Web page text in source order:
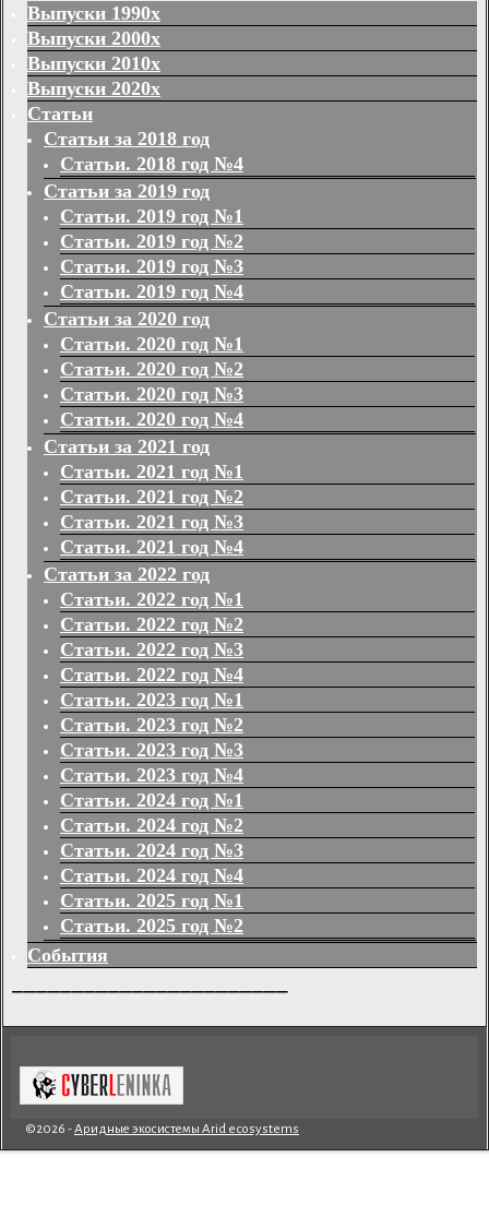
Выпуски 1990х
Выпуски 2000х
Выпуски 2010х
Выпуски 2020х
Статьи
Статьи за 2018 год
Статьи. 2018 год №4
Статьи за 2019 год
Статьи. 2019 год №1
Статьи. 2019 год №2
Статьи. 2019 год №3
Статьи. 2019 год №4
Статьи за 2020 год
Статьи. 2020 год №1
Статьи. 2020 год №2
Статьи. 2020 год №3
Статьи. 2020 год №4
Статьи за 2021 год
Статьи. 2021 год №1
Статьи. 2021 год №2
Статьи. 2021 год №3
Статьи. 2021 год №4
Статьи за 2022 год
Статьи. 2022 год №1
Статьи. 2022 год №2
Статьи. 2022 год №3
Статьи. 2022 год №4
Статьи. 2023 год №1
Статьи. 2023 год №2
Статьи. 2023 год №3
Статьи. 2023 год №4
Статьи. 2024 год №1
Статьи. 2024 год №2
Статьи. 2024 год №3
Статьи. 2024 год №4
Статьи. 2025 год №1
Статьи. 2025 год №2
События
©2026 -Аридные экосистемы Arid ecosystems